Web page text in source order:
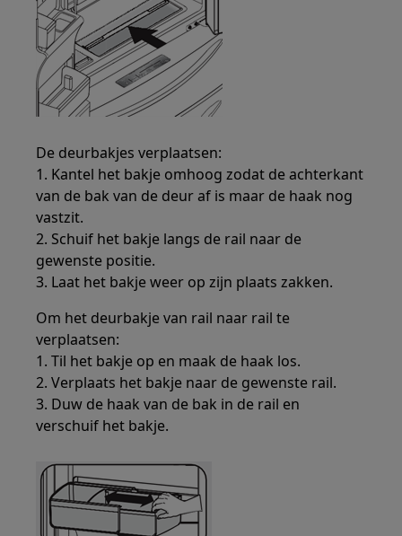
De deurbakjes verplaatsen:
1. Kantel het bakje omhoog zodat de achterkant
van de bak van de deur af is maar de haak nog
vastzit.
2. Schuif het bakje langs de rail naar de
gewenste positie.
3. Laat het bakje weer op zijn plaats zakken.
Om het deurbakje van rail naar rail te
verplaatsen:
1. Til het bakje op en maak de haak los.
2. Verplaats het bakje naar de gewenste rail.
3. Duw de haak van de bak in de rail en
verschuif het bakje.